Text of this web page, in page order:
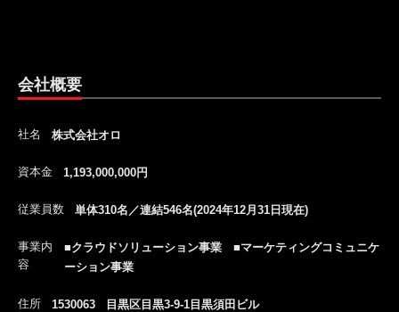
会社概要
社名 株式会社オロ
資本金 1,193,000,000円
従業員数 単体310名／連結546名(2024年12月31日現在)
事業内
容
■クラウドソリューション事業 ■マーケティングコミュニケ
ーション事業
住所 1530063 目黒区目黒3-9-1目黒須田ビル